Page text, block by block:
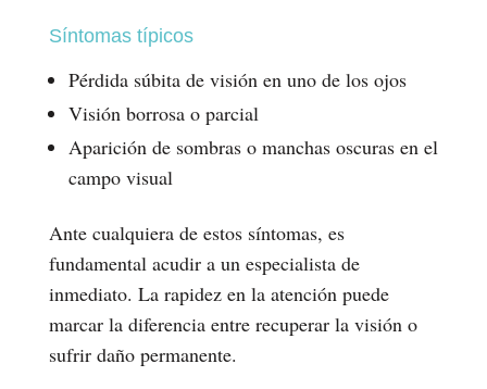
Síntomas típicos
Pérdida súbita de visión en uno de los ojos
Visión borrosa o parcial
Aparición de sombras o manchas oscuras en el
campo visual
Ante cualquiera de estos síntomas, es
fundamental acudir a un especialista de
inmediato. La rapidez en la atención puede
marcar la diferencia entre recuperar la visión o
sufrir daño permanente.